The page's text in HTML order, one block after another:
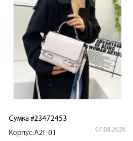
Сумка #23472453
Корпус.А2Г-01
07.08.2026